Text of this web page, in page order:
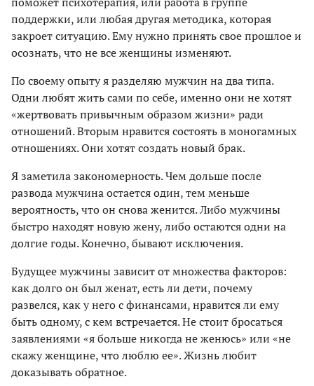
поддержки, или любая другая методика, которая
закроет ситуацию. Ему нужно принять свое прошлое и
осознать, что не все женщины изменяют.
По своему опыту я разделяю мужчин на два типа.
Одни любят жить сами по себе, именно они не хотят
«жертвовать привычным образом жизни» ради
отношений. Вторым нравится состоять в моногамных
отношениях. Они хотят создать новый брак.
Я заметила закономерность. Чем дольше после
развода мужчина остается один, тем меньше
вероятность, что он снова женится. Либо мужчины
быстро находят новую жену, либо остаются одни на
долгие годы. Конечно, бывают исключения.
Будущее мужчины зависит от множества факторов:
как долго он был женат, есть ли дети, почему
развелся, как у него с финансами, нравится ли ему
быть одному, с кем встречается. Не стоит бросаться
заявлениями «я больше никогда не женюсь» или «не
скажу женщине, что люблю ее». Жизнь любит
доказывать обратное.